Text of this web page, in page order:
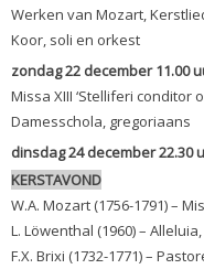
Werken van Mozart,
Koor, soli en orkest
zondag 22 december 11.00
Missa XIII ‘Stelliferi conditor
Damesschola, gregoriaans
dinsdag 24 december 22.30
KERSTAVOND
W.A. Mozart (1756-1791) –
L. Löwenthal (1960) –
F.X. Brixi (1732-1771) –